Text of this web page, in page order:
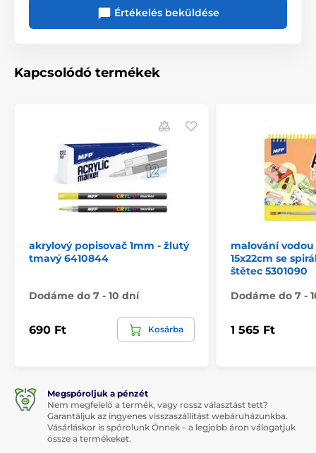
Értékelés beküldése
Kapcsolódó termékek
akrylový popisovač 1mm - žlutý
tmavý 6410844
Dodáme do 7 - 10 dní
690 Ft Kosárba
malování vodou
15x22cm se
štětec 5301090
Dodáme do 7 -
1 565 Ft
Megspóroljuk a pénzét
Nem megfelelő a termék, vagy rossz választást tett?
Garantáljuk az ingyenes visszaszállítást webáruházunkba.
Vásárláskor is spórolunk Önnek – a legjobb áron válogatjuk
össze a termékeket.